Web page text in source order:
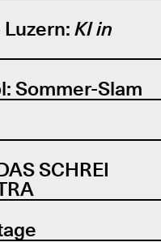
KI in
Sommer-Slam
SCHREI